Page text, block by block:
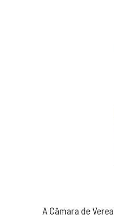
A Câmara de